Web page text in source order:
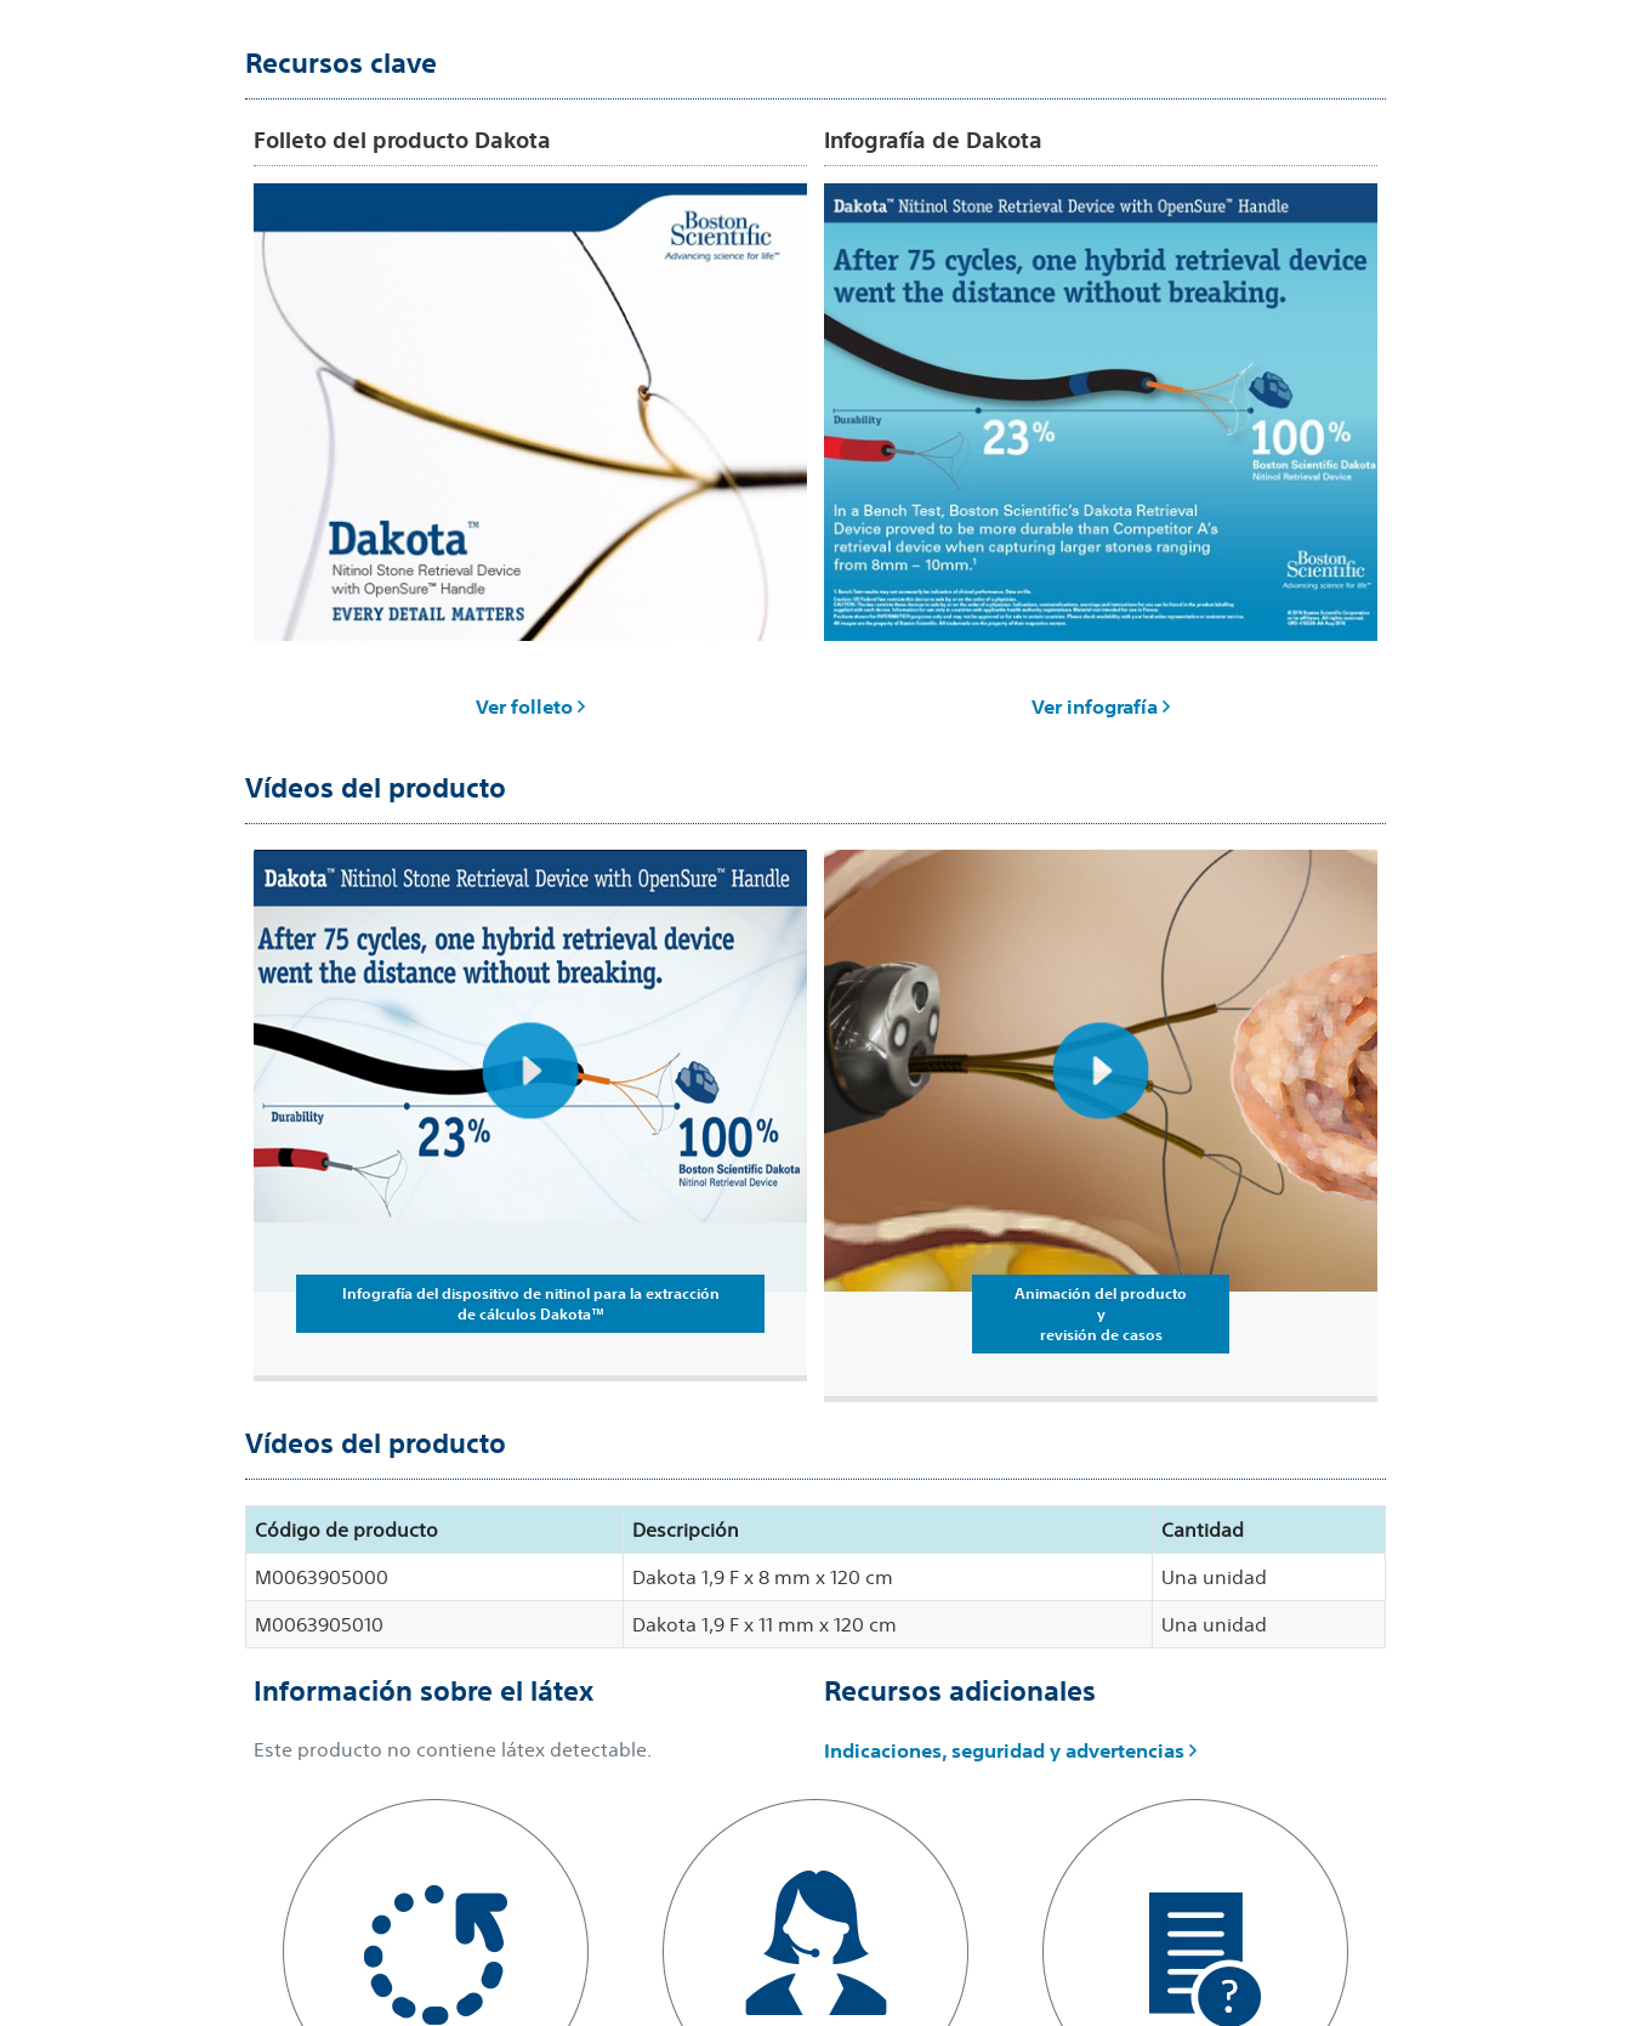
Recursos clave
Folleto del producto Dakota
Ver folleto
Infografía de Dakota
Ver infografía
Vídeos del producto
Infografía del dispositivo de nitinol para la extracción
de cálculos Dakota™
Animación del producto
y
revisión de casos
Vídeos del producto
Código de producto Descripción
Cantidad
M0063905000
Dakota 1,9 F x 8 mm x 120 cm
Una unidad
M0063905010
Dakota 1,9 F x 11 mm x 120 cm Una unidad
Información sobre el látex
Este producto no contiene látex detectable.
Recursos adicionales
Indicaciones, seguridad y advertencias